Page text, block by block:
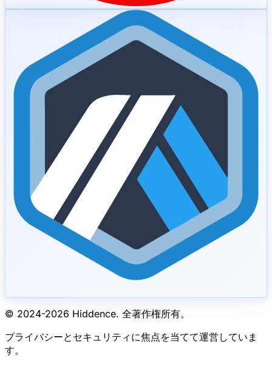
© 2024-2026 Hiddence. 全著作権所有。
プライバシーとセキュリティに焦点を当てて運営していま
す。